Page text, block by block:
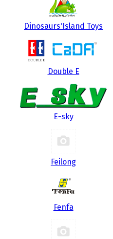
Dinosaurs'Island Toys
Double E
E-sky
Feilong
Fenfa